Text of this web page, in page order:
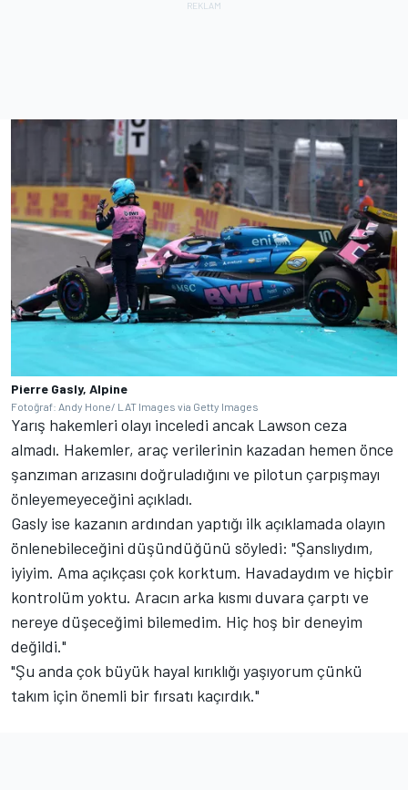
Pierre Gasly, Alpine
Fotoğraf: Andy Hone/ LAT Images via Getty Images
Yarış hakemleri olayı inceledi ancak Lawson ceza
almadı. Hakemler, araç verilerinin kazadan hemen önce
şanzıman arızasını doğruladığını ve pilotun çarpışmayı
önleyemeyeceğini açıkladı.
Gasly ise kazanın ardından yaptığı ilk açıklamada olayın
önlenebileceğini düşündüğünü söyledi: "Şanslıydım,
iyiyim. Ama açıkçası çok korktum. Havadaydım ve hiçbir
kontrolüm yoktu. Aracın arka kısmı duvara çarptı ve
nereye düşeceğimi bilemedim. Hiç hoş bir deneyim
değildi."
"Şu anda çok büyük hayal kırıklığı yaşıyorum çünkü
takım için önemli bir fırsatı kaçırdık."